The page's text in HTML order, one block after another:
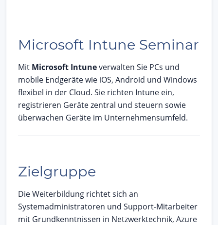
Microsoft Intune Seminar
Mit Microsoft Intuneverwalten Sie PCs und
mobile Endgeräte wie iOS, Android und Windows
flexibel in der Cloud. Sie richten Intune ein,
registrieren Geräte zentral und steuern sowie
überwachen Geräte im Unternehmensumfeld.
Zielgruppe
Die Weiterbildung richtet sich an
Systemadministratoren und Support-Mitarbeiter
mit Grundkenntnissen in Netzwerktechnik, Azure